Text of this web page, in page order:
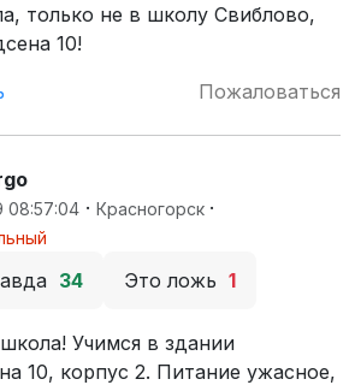
только не в школу Свиблово,
10!
Пожаловаться
08:57:04 · Красногорск ·
34 Это ложь 1
Учимся в здании
10, корпус 2. Питание ужасное,